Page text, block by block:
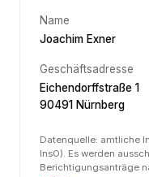
Name
Joachim Exner
Geschäftsadresse
Eichendorffstraße 1
90491 Nürnberg
Datenquelle: amtliche
InsO). Es werden
Berichtigungsanträge